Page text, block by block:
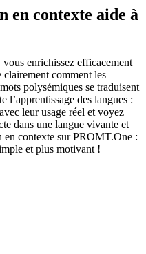
en contexte aide à
enrichissez efficacement
comment les
polysémiques se traduisent
l’apprentissage des langues :
leur usage réel et voyez
dans une langue vivante et
en contexte sur PROMT.One :
et plus motivant !